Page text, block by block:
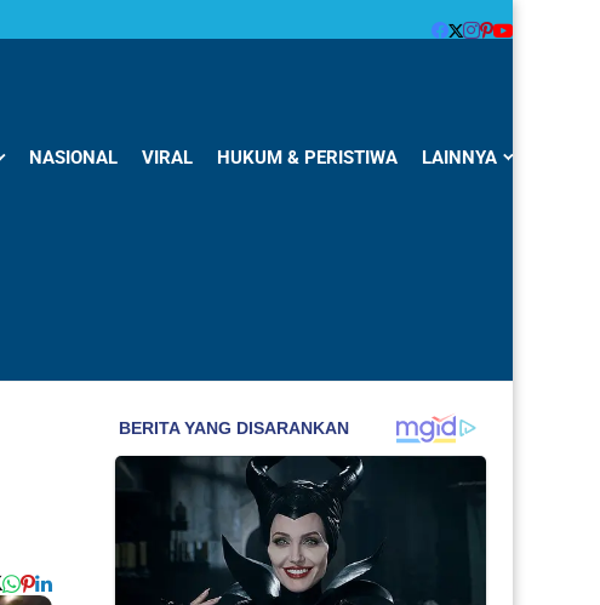
NASIONAL VIRAL HUKUM & PERISTIWA LAINNYA